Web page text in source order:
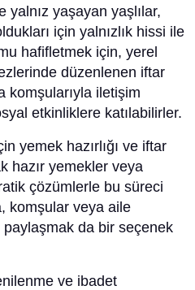
yalnız yaşayan yaşlılar,
için yalnızlık hissi ile
hafifletmek için, yerel
düzenlenen iftar
komşularıyla iletişim
etkinliklere katılabilirler.
yemek hazırlığı ve iftar
hazır yemekler veya
çözümlerle bu süreci
komşular veya aile
paylaşmak da bir seçenek
ve ibadet